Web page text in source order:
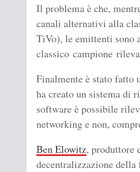
Il problema è che,
canali alternativi alla
TiVo), le emittenti sono
classico campione
Finalmente è stato fatto
ha creato un sistema di
software è possibile
networking e non,
Ben Elowitz, produttore
decentralizzazione